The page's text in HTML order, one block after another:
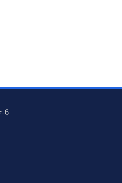
-6